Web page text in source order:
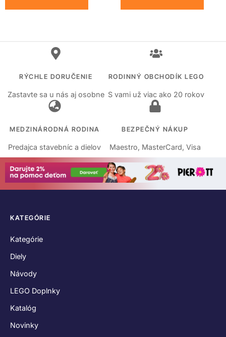
RÝCHLE DORUČENIE
Zastavte sa u nás aj osobne
RODINNÝ OBCHODÍK LEGO
S vami už viac ako 20 rokov
MEDZINÁRODNÁ RODINA
Predajca stavebníc a dielov
BEZPEČNÝ NÁKUP
Maestro, MasterCard, Visa
KATEGÓRIE
Kategórie
Diely
Návody
LEGO Doplnky
Katalóg
Novinky